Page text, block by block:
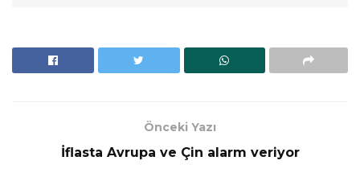
Önceki Yazı
İflasta Avrupa ve Çin alarm veriyor